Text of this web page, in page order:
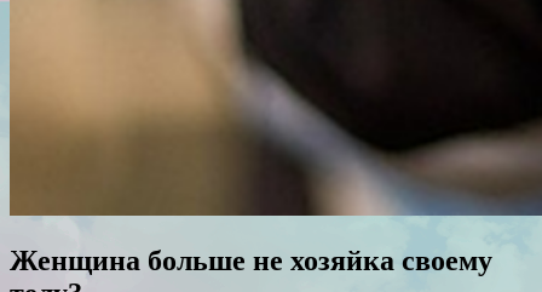
Женщина больше не хозяйка своему